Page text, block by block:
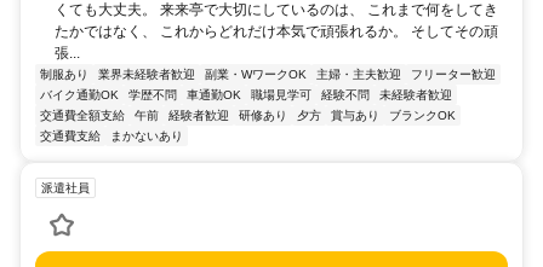
くても大丈夫。 来来亭で大切にしているのは、 これまで何をしてき
たかではなく、 これからどれだけ本気で頑張れるか。 そしてその頑
張...
制服あり 業界未経験者歓迎 副業・WワークOK 主婦・主夫歓迎
フリーター歓迎
バイク通勤OK
学歴不問 車通勤OK 職場見学可 経験不問
未経験者歓迎
交通費全額支給
午前 経験者歓迎 研修あり 夕方 賞与あり
ブランクOK
交通費支給
まかないあり
派遣社員